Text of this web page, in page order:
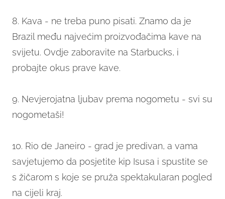
8. Kava - ne treba puno pisati. Znamo da je
Brazil među najvećim proizvođačima kave na
svijetu. Ovdje zaboravite na Starbucks, i
probajte okus prave kave.
9. Nevjerojatna ljubav prema nogometu - svi su
nogometaši!
10. Rio de Janeiro - grad je predivan, a vama
savjetujemo da posjetite kip Isusa i spustite se
s žičarom s koje se pruža spektakularan pogled
na cijeli kraj.